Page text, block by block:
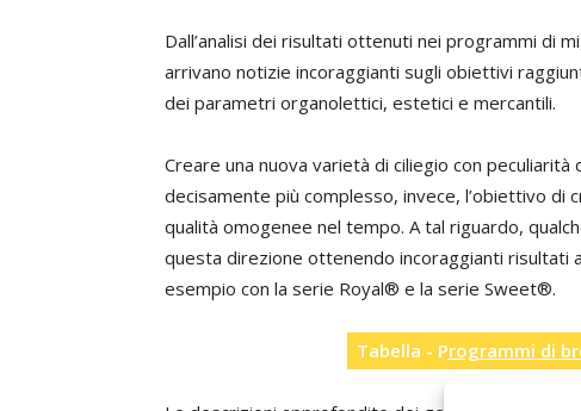
Dall’analisi dei risultati ottenuti nei programmi di
arrivano notizie incoraggianti sugli obiettivi
dei parametri organolettici, estetici e mercantili.
Creare una nuova varietà di ciliegio con
decisamente più complesso, invece, l’obiettivo
qualità omogenee nel tempo. A tal riguardo,
questa direzione ottenendo incoraggianti risultati
esempio con la serie Royal® e la serie Sweet®.
Tabella - Programmi di